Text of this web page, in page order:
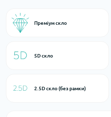
Преміум скло
5D скло
2.5D скло (без рамки)